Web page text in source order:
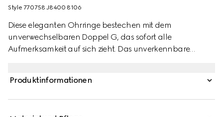
Style ‎770758 J8400 8106
Diese eleganten Ohrringe bestechen mit dem
unverwechselbaren Doppel G, das sofort alle
Aufmerksamkeit auf sich zieht. Das unverkennbare
Produktinformationen